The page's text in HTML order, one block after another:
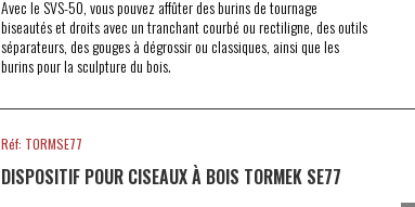
Avec le SVS-50, vous pouvez affûter des burins de tournage
biseautés et droits avec un tranchant courbé ou rectiligne, des outils
séparateurs, des gouges à dégrossir ou classiques, ainsi que les
burins pour la sculpture du bois.
Réf: TORMSE77
DISPOSITIF POUR CISEAUX À BOIS TORMEK SE77